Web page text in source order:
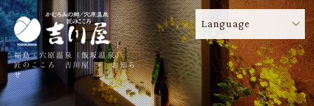
福島・穴原温泉（飯坂温泉）
匠のこころ 吉川屋 - お知ら
せ
Language
! 吉川屋のコロナウイルス感染症対策について